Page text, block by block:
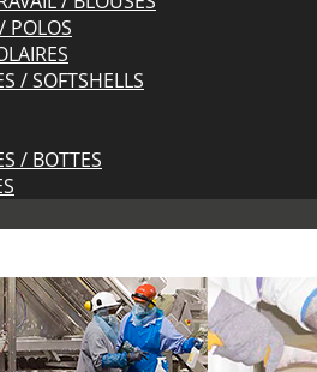
POLOS
/ SOFTSHELLS
/ BOTTES